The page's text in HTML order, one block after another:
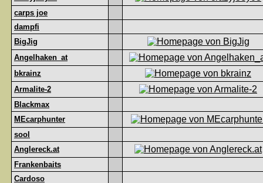
carps joe
dampfi
BigJig
Angelhaken_at
bkrainz
Armalite-2
Blackmax
MEcarphunter
sool
Anglereck.at
Frankenbaits
Cardoso